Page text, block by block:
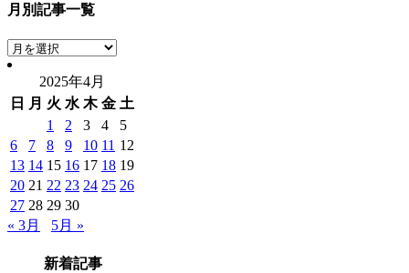
月別記事一覧
月
別
事
覧
2025年4月
日
月 火 水 木 金 土
1
2 3 4
5
6
7 8 9 10 11 12
13 14 15 16 17 18 19
20 21 22 23 24 25 26
27 28 29 30
« 3月
5月 »
新着記事